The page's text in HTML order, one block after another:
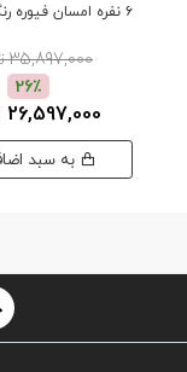
۶ نفره امسان فیوره رنگی
35,897,000 تومان
26٪
26,597,000 تومان